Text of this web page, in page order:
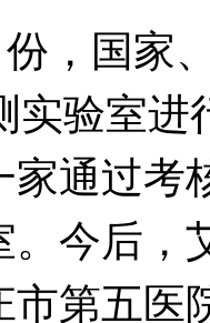
国家、
实验室
通过考
今后，
第五医